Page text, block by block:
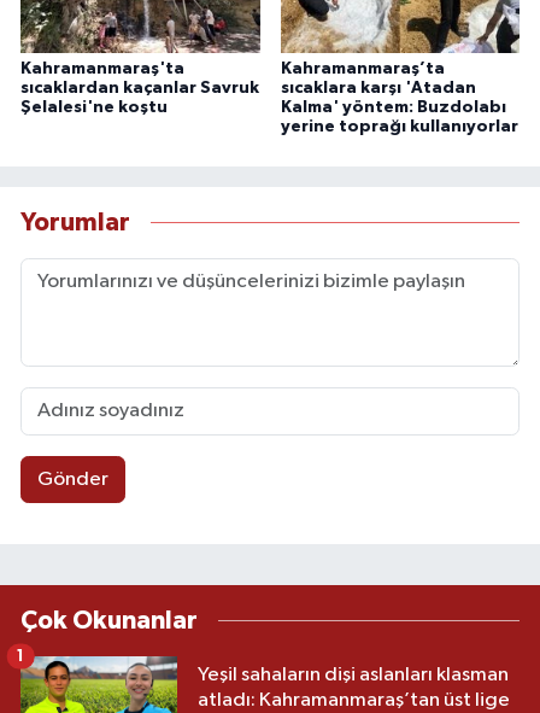
Kahramanmaraş'ta
sıcaklardan kaçanlar Savruk
Şelalesi'ne koştu
Kahramanmaraş’ta
sıcaklara karşı 'Atadan
Kalma' yöntem: Buzdolabı
yerine toprağı kullanıyorlar
Yorumlar
Gönder
Çok Okunanlar
Yeşil sahaların dişi aslanları klasman
atladı: Kahramanmaraş’tan üst lige
1